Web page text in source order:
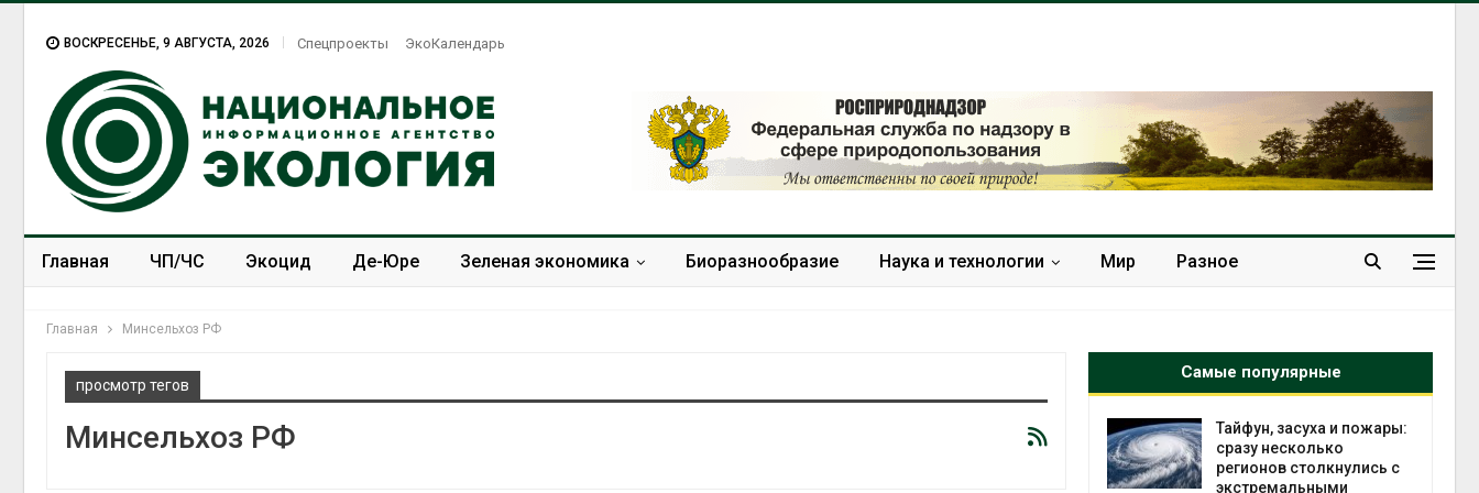
ВОСКРЕСЕНЬЕ, 9 АВГУСТА, 2026 Спецпроекты ЭкоКалендарь
Главная ЧП/ЧС Экоцид Де-Юре Зеленая экономика Биоразнообразие Наука и технологии Мир Разное
Главная Минсельхоз РФ
просмотр тегов
Минсельхоз РФ
Самые популярные
Тайфун, засуха и пожары:
сразу несколько
Камчатские северные
олени набирают вес
Тайфун, засуха и пожары:
сразу несколько
регионов столкнулись с
экстремальными